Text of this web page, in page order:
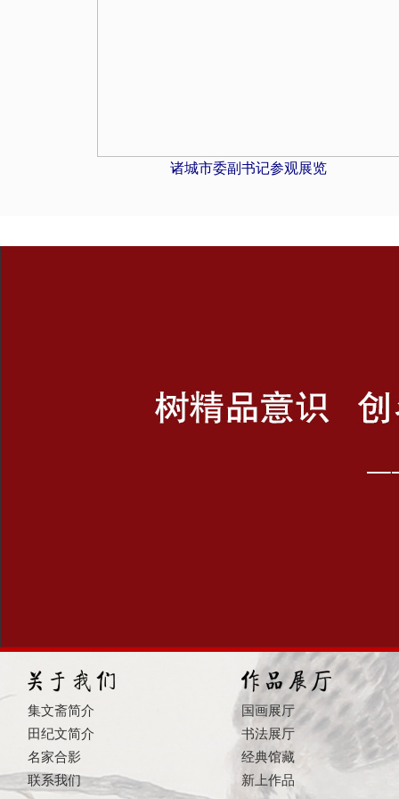
诸城市委副书记参观展览
集文斋简介
田纪文简介
名家合影
联系我们
国画展厅
书法展厅
经典馆藏
新上作品